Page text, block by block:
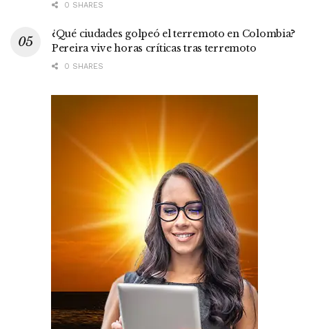
0 SHARES
¿Qué ciudades golpeó el terremoto en Colombia?
Pereira vive horas críticas tras terremoto
0 SHARES